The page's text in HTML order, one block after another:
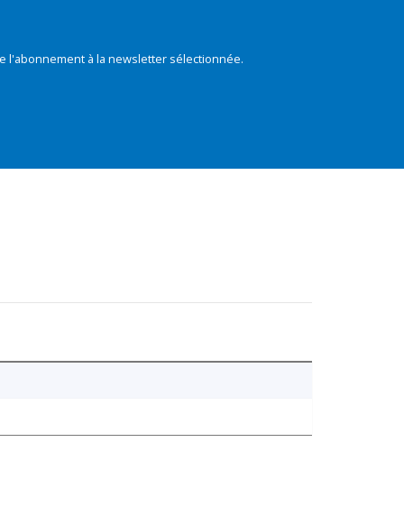
l'abonnement à la newsletter sélectionnée.